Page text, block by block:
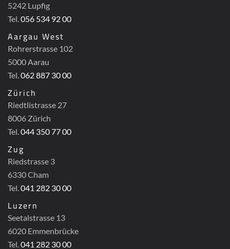
5242 Lupfig
Tel.056 534 92 00
Aargau West
Rohrerstrasse 102
5000 Aarau
Tel.062 887 30 00
Zürich
Riedtlistrasse 27
8006 Zürich
Tel.044 350 77 00
Zug
Riedstrasse 3
6330 Cham
Tel.041 282 30 00
Luzern
Seetalstrasse 13
6020 Emmenbrücke
Tel.041 282 30 00